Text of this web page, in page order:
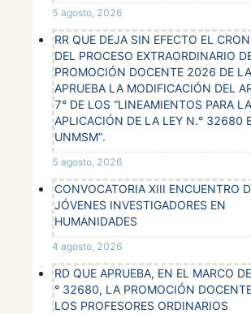
5 agosto, 2026
RR QUE DEJA SIN EFECTO EL
DEL PROCESO EXTRAORDINARIO
PROMOCIÓN DOCENTE 2026 DE
APRUEBA LA MODIFICACIÓN DEL
7° DE LOS “LINEAMIENTOS PARA LA
APLICACIÓN DE LA LEY N.° 32680
UNMSM”.
5 agosto, 2026
CONVOCATORIA XIII ENCUENTRO
JÓVENES INVESTIGADORES EN
HUMANIDADES
4 agosto, 2026
RD QUE APRUEBA, EN EL MARCO
° 32680, LA PROMOCIÓN
LOS PROFESORES ORDINARIOS